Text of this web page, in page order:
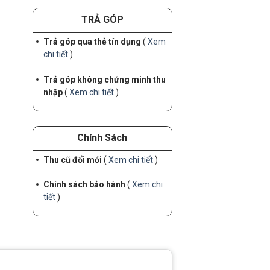
TRẢ GÓP
Trả góp qua thẻ tín dụng ( Xem
chi tiết)
Trả góp không chứng minh thu
nhập( Xem chi tiết)
Chính Sách
Thu cũ đổi mới ( Xem chi tiết)
Chính sách bảo hành ( Xem chi
tiết)